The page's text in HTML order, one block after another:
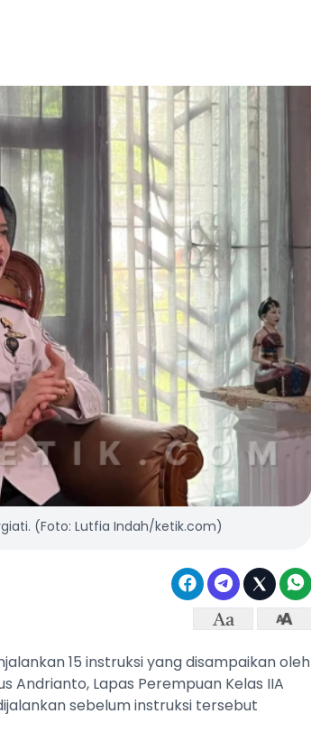
(Foto: Lutfia Indah/ketik.com)
15 instruksi yang disampaikan oleh
Andrianto, Lapas Perempuan Kelas IIA
sebelum instruksi tersebut